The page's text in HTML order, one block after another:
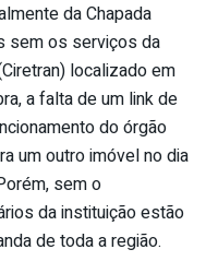
da Chapada
sem os serviços da
localizado em
a falta de um link de
do órgão
um outro imóvel no dia
sem o
da instituição estão
de toda a região.